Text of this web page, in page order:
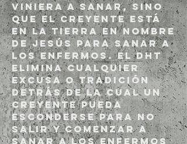
viniera a sanar, sino
que el creyente está
en la tierra en nombre
de Jesús para sanar a
los enfermos. El DHT
elimina cualquier
excusa o tradición
detrás de la cual un
creyente pueda
esconderse para no
salir y comenzar a
sanar a los enfermos